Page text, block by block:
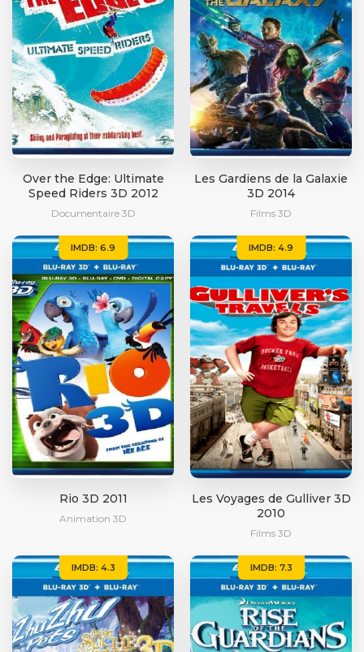
Over the Edge: Ultimate
Speed Riders 3D 2012
Documentaire 3D
Les Gardiens de la Galaxie
3D 2014
Films 3D
IMDB: 6.9
Rio 3D 2011
Animation 3D
IMDB: 4.9
Les Voyages de Gulliver 3D
2010
Films 3D
IMDB: 4.3 IMDB: 7.3